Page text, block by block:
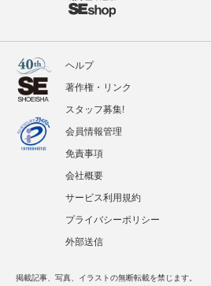
ヘルプ
著作権・リンク
スタッフ募集!
会員情報管理
免責事項
会社概要
サービス利用規約
プライバシーポリシー
外部送信
掲載記事、写真、イラストの無断転載を禁じます。